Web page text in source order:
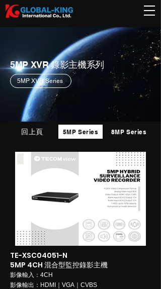
5MP XVR 錄影主機系列
5MP XVR Series
回上頁 5MP Series 8MP Series
TE-XSC04051-N
5MP 4CH 混合型監控錄影主機
影像輸入：4CH
影像輸出：HDMI｜VGA｜CVBS